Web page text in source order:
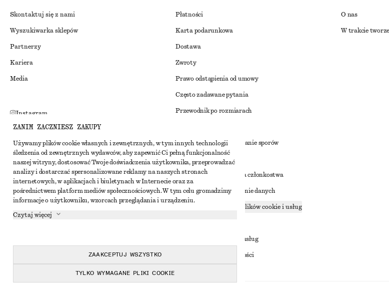
Skontaktuj się z nami
Wyszukiwarka sklepów
Partnerzy
Kariera
Media
Instagram
Pinterest
Facebook
Youtube
Płatności
Karta podarunkowa
Dostawa
Zwroty
Prawo odstąpienia od umowy
Często zadawane pytania
Przewodnik po rozmiarach
Alternatywne rozstrzyganie sporów
Regulamin
Warunki i postanowienia członkostwa
Pliki cookie i udostępnianie danych
Ustawienia dotyczące plików cookie i usług
Warunki korzystania z usług
Oświadczenie o dostępności
O nas
W trakcie
ZANIM ZACZNIESZ ZAKUPY
Używamy plików cookie własnych i zewnętrznych, w tym innych technologii
śledzenia od zewnętrznych wydawców, aby zapewnić Ci pełną funkcjonalność
naszej witryny, dostosować Twoje doświadczenia użytkownika, przeprowadzać
analizy i dostarczać spersonalizowane reklamy na naszych stronach
internetowych, w aplikacjach i biuletynach w Internecie oraz za
pośrednictwem platform mediów społecznościowych. W tym celu gromadzimy
informacje o użytkowniku, wzorcach przeglądania i urządzeniu.
Czytaj więcej
ZAAKCEPTUJ WSZYSTKO
TYLKO WYMAGANE PLIKI COOKIE